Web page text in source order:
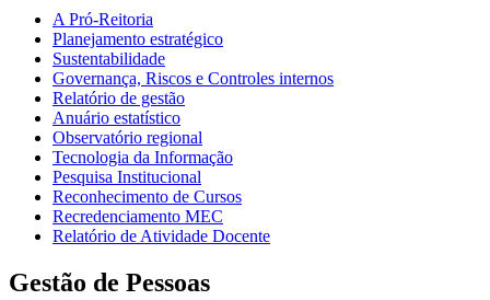
A Pró-Reitoria
Planejamento estratégico
Sustentabilidade
Governança, Riscos e Controles internos
Relatório de gestão
Anuário estatístico
Observatório regional
Tecnologia da Informação
Pesquisa Institucional
Reconhecimento de Cursos
Recredenciamento MEC
Relatório de Atividade Docente
Gestão de Pessoas